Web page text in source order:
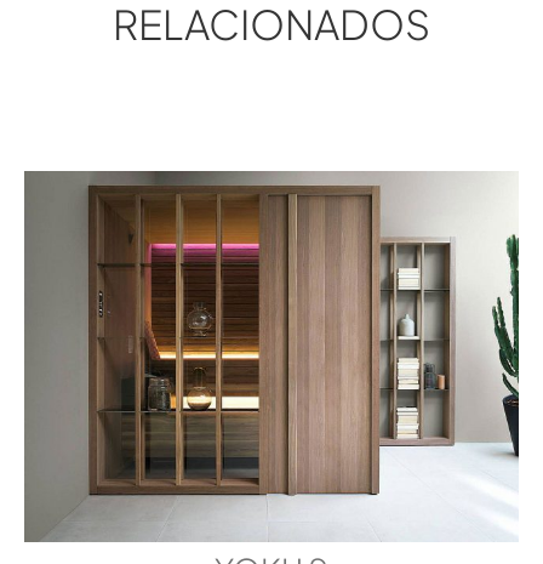
RELACIONADOS